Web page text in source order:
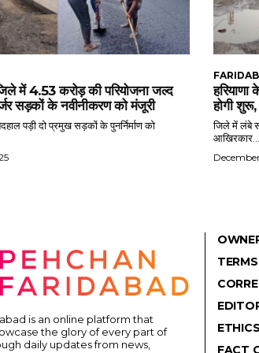
में 4.53 करोड़ की परियोजना जल्द
सड़कों के नवीनीकरण को मंजूरी
पड़ी दो प्रमुख सड़कों के पुनर्निर्माण को
होगी
जिले में लंबे
आखिरकार...
is an online platform that
the glory of every part of
daily updates from news,
FACT